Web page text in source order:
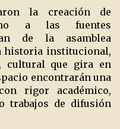
la creación de
a las fuentes
de la asamblea
historia institucional,
cultural que gira en
encontrarán una
rigor académico,
trabajos de difusión